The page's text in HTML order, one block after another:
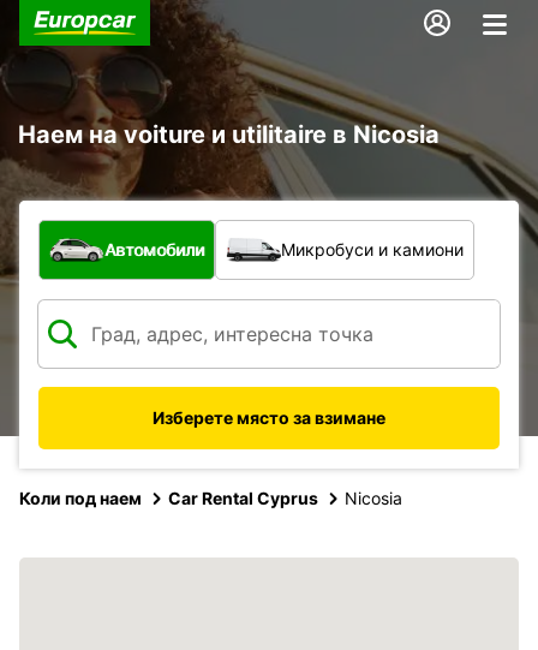
Наем на voiture и utilitaire в Nicosia
С какво превозно средство?
Автомобили Микробуси и камиони
Изберете място за взимане
Коли под наем Car Rental Cyprus Nicosia